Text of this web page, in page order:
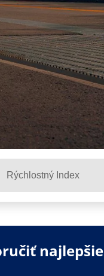
Rýchlostný Index
najlepšie